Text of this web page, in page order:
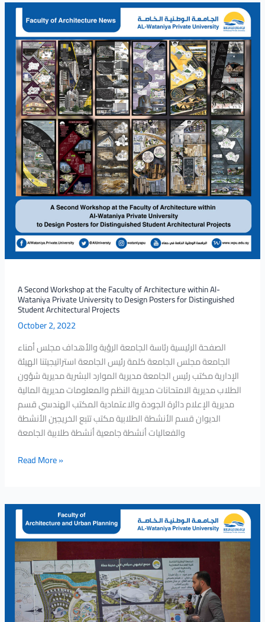
A Second Workshop at the Faculty of Architecture within Al-
Wataniya Private University to Design Posters for Distinguished
Student Architectural Projects
October 2, 2022
الصفحة الرئيسية رئاسة الجامعة الرؤية والأهداف مجلس أمناء
الجامعة مجلس الجامعة كلمة رئيس الجامعة استراتيجيتنا الهيئة
الإدارية مكتب رئيس الجامعة مديرية الموارد البشرية مديرية شؤون
الطلاب مديرية الامتحانات مديرية النظم والمعلومات مديرية المالية
مديرية الإعلام دائرة الجودة والاعتمادية المكتب الهندسي قسم
الديوان قسم الأنشطة الطلابية مكتب تتبع الخريجين الأنشطة
والفعاليات أنشطة جامعية أنشطة طلابية الجامعة
A
Second
Workshop
at
the
Faculty
of
Architecture
within
Al-
Wataniya
Private
University
to
Design
Posters
for
Distinguished
Projects
Read More »
Discussing
The
Graduation
Projects
of
The
Second
Semester